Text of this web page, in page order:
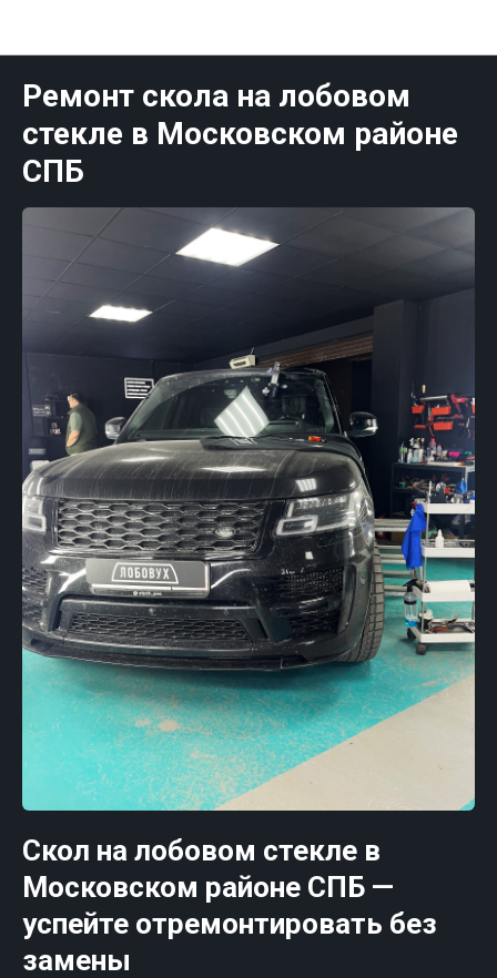
Ремонт скола на лобовом
стекле в Московском районе
СПБ
Скол на лобовом стекле в
Московском районе СПБ —
успейте отремонтировать без
замены